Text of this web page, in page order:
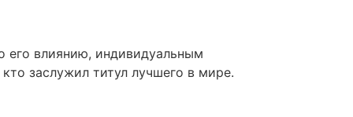
его влиянию, индивидуальным
заслужил титул лучшего в мире.